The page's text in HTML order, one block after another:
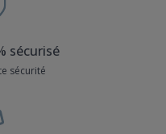
sécurisé
sécurité